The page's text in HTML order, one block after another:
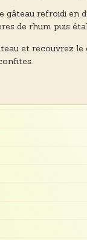
gâteau refroidi en
de rhum puis
et recouvrez le